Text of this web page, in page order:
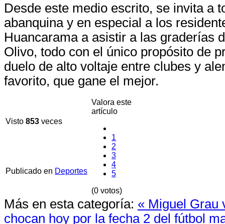
Desde este medio escrito, se invita a
abanquina y en especial a los
Huancarama a asistir a las graderías
Olivo, todo con el único propósito de
duelo de alto voltaje entre clubes y
favorito, que gane el mejor.
Visto 853 veces
Valora este
artículo
1
2
3
4
5
(0 votos)
Publicado en Deportes
Más en esta categoría: « Miguel Grau
chocan hoy por la fecha 2 del fútbol